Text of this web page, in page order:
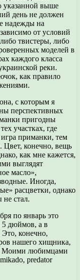
указанной выше
день не должен
надежды на
от условий
твистеры, либо
моделей в
каждого класса
реки.
как правило
с которым я
перспективных
пригодны
участках, где
приманки, тем
Цвет, конечно, вещь
как мне кажется,
выглядят
масло»,
Иногда,
расцветки, однако
не стал.
по январь это
5 дюймов, а в
конечно,
нашего хищника,
Моими любимцами
predator